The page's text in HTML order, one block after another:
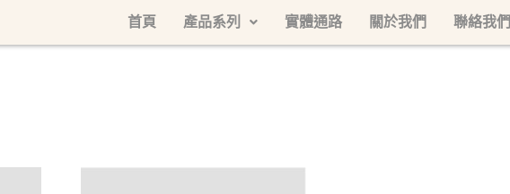
首頁 產品系列 實體通路 關於我們 聯絡我們